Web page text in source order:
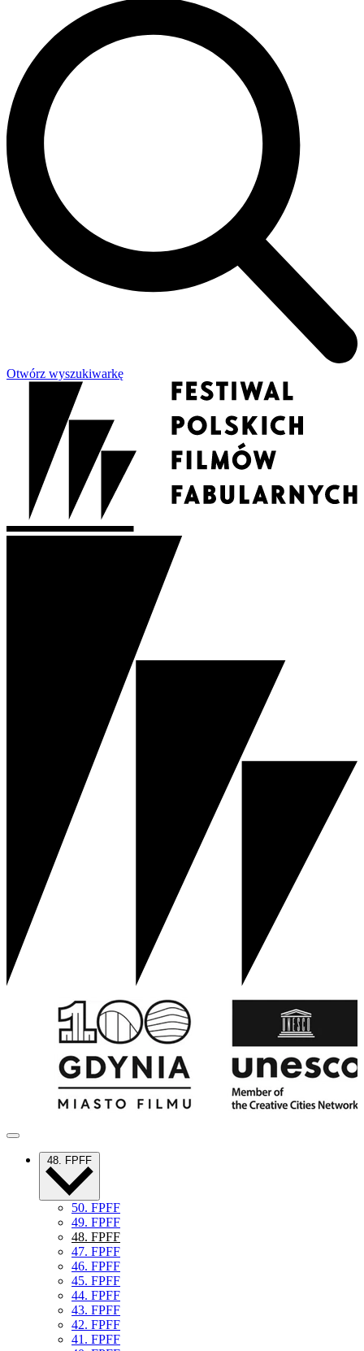
Otwórz wyszukiwarkę
48. FPFF
50. FPFF
49. FPFF
48. FPFF
47. FPFF
46. FPFF
45. FPFF
44. FPFF
43. FPFF
42. FPFF
41. FPFF